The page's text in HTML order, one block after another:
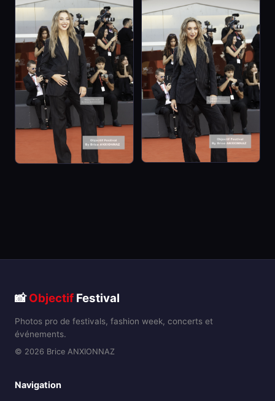
📸Objectif Festival
Photos pro de festivals, fashion week, concerts et
événements.
© 2026 Brice ANXIONNAZ
Navigation